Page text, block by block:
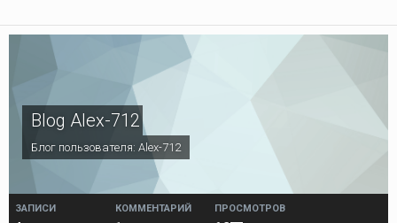
Blog Alex-712
Блог пользователя: Alex-712
ЗАПИСИ КОММЕНТАРИЙ ПРОСМОТРОВ